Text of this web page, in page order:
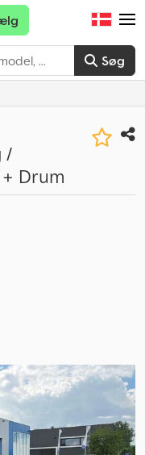
Søg
/
Drum